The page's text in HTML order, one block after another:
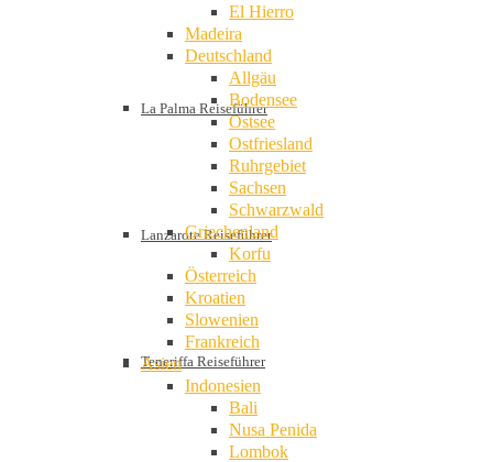
La Palma Reiseführer
Lanzarote Reiseführer
Teneriffa Reiseführer
El Hierro
Madeira
Deutschland
Allgäu
Bodensee
Ostsee
Ostfriesland
Ruhrgebiet
Sachsen
Schwarzwald
Griechenland
Korfu
Österreich
Kroatien
Slowenien
Frankreich
Asien
Indonesien
Bali
Nusa Penida
Lombok